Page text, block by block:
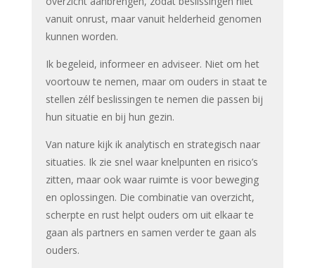
vanuit onrust, maar vanuit helderheid genomen
kunnen worden.
Ik begeleid, informeer en adviseer. Niet om het
voortouw te nemen, maar om ouders in staat te
stellen zélf beslissingen te nemen die passen bij
hun situatie en bij hun gezin.
Van nature kijk ik analytisch en strategisch naar
situaties. Ik zie snel waar knelpunten en risico’s
zitten, maar ook waar ruimte is voor beweging
en oplossingen. Die combinatie van overzicht,
scherpte en rust helpt ouders om uit elkaar te
gaan als partners en samen verder te gaan als
ouders.